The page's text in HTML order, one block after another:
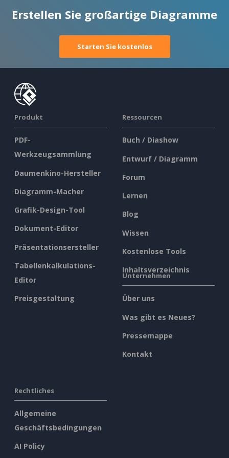
Erstellen Sie großartige Diagramme
Starten Sie kostenlos
Produkt
PDF-
Werkzeugsammlung
Daumenkino-Hersteller
Diagramm-Macher
Grafik-Design-Tool
Dokument-Editor
Präsentationsersteller
Tabellenkalkulations-
Editor
Preisgestaltung
Ressourcen
Buch / Diashow
Entwurf / Diagramm
Forum
Lernen
Blog
Wissen
Kostenlose Tools
Inhaltsverzeichnis
Unternehmen
Über uns
Was gibt es Neues?
Pressemappe
Kontakt
Rechtliches
Allgemeine
Geschäftsbedingungen
AI Policy